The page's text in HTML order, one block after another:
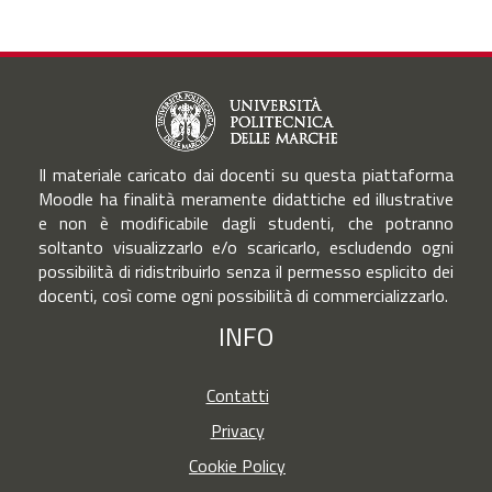
Il materiale caricato dai docenti su questa piattaforma
Moodle ha finalità meramente didattiche ed illustrative
e non è modificabile dagli studenti, che potranno
soltanto visualizzarlo e/o scaricarlo, escludendo ogni
possibilità di ridistribuirlo senza il permesso esplicito dei
docenti, così come ogni possibilità di commercializzarlo.
INFO
Contatti
Privacy
Cookie Policy